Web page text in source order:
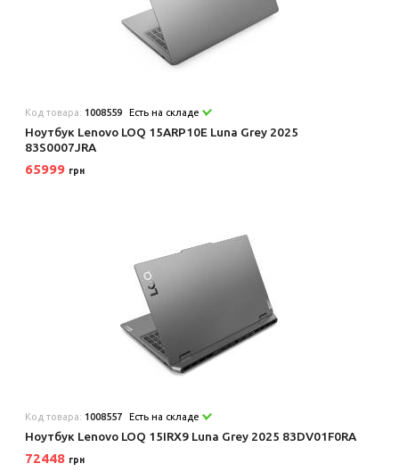
Код товара: 1008559 Есть на складе
Ноутбук Lenovo LOQ 15ARP10E Luna Grey 2025
83S0007JRA
65999 грн
Код товара: 1008557 Есть на складе
Ноутбук Lenovo LOQ 15IRX9 Luna Grey 2025 83DV01F0RA
72448 грн